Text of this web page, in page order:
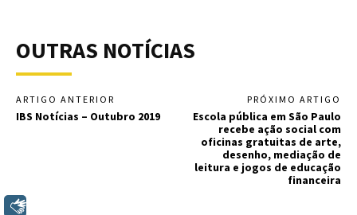
OUTRAS NOTÍCIAS
ARTIGO ANTERIOR
IBS Notícias – Outubro 2019
PRÓXIMO ARTIGO
Escola pública em São Paulo
recebe ação social com
oficinas gratuitas de arte,
desenho, mediação de
leitura e jogos de educação
financeira